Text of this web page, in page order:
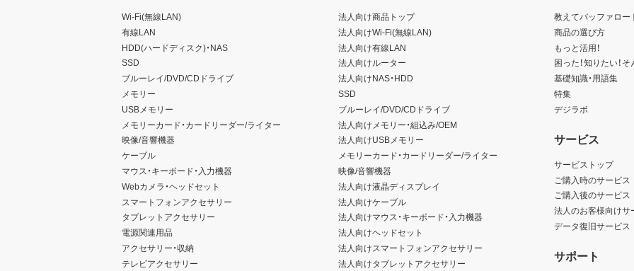
Wi-Fi(無線LAN)
有線LAN
HDD(ハードディスク)・NAS
SSD
ブルーレイ/DVD/CDドライブ
メモリー
USBメモリー
メモリーカード・カードリーダー/ライター
映像/音響機器
ケーブル
マウス・キーボード・入力機器
Webカメラ・ヘッドセット
スマートフォンアクセサリー
タブレットアクセサリー
電源関連用品
アクセサリー・収納
テレビアクセサリー
法人向け商品トップ
法人向けWi-Fi(無線LAN)
法人向け有線LAN
法人向けルーター
法人向けNAS・HDD
SSD
ブルーレイ/DVD/CDドライブ
法人向けメモリー・組込み/OEM
法人向けUSBメモリー
メモリーカード・カードリーダー/ライター
映像/音響機器
法人向け液晶ディスプレイ
法人向けケーブル
法人向けマウス・キーボード・入力機器
法人向けヘッドセット
法人向けスマートフォンアクセサリー
法人向けタブレットアクセサリー
教えてバッファロー
商品の選び方
もっと活用！
困った！知りたい！
基礎知識・用語集
特集
デジラボ
サービス
サービストップ
ご購入時のサービス
ご購入後のサービス
法人のお客様向けサ
データ復旧サービス
サポート